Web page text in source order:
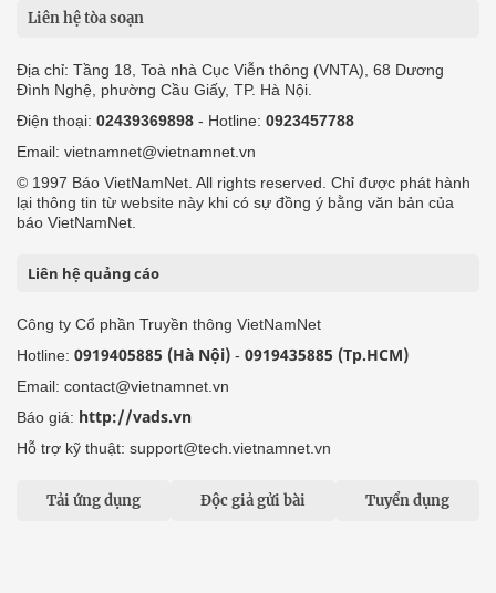
Liên hệ tòa soạn
Địa chỉ: Tầng 18, Toà nhà Cục Viễn thông (VNTA), 68 Dương
Đình Nghệ, phường Cầu Giấy, TP. Hà Nội.
Điện thoại: 02439369898 - Hotline: 0923457788
Email: vietnamnet@vietnamnet.vn
© 1997 Báo VietNamNet. All rights reserved. Chỉ được phát hành
lại thông tin từ website này khi có sự đồng ý bằng văn bản của
báo VietNamNet.
Liên hệ quảng cáo
Công ty Cổ phần Truyền thông VietNamNet
Hotline: 0919405885 (Hà Nội) - 0919435885 (Tp.HCM)
Email: contact@vietnamnet.vn
Báo giá: http://vads.vn
Hỗ trợ kỹ thuật: support@tech.vietnamnet.vn
Tải ứng dụng Độc giả gửi bài Tuyển dụng